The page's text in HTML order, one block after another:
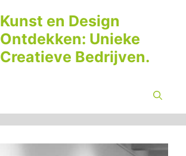
Kunst en Design
Ontdekken: Unieke
Creatieve Bedrijven.